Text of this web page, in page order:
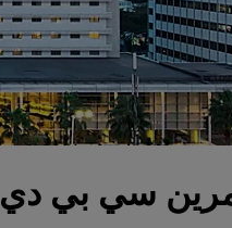
سي بي دي